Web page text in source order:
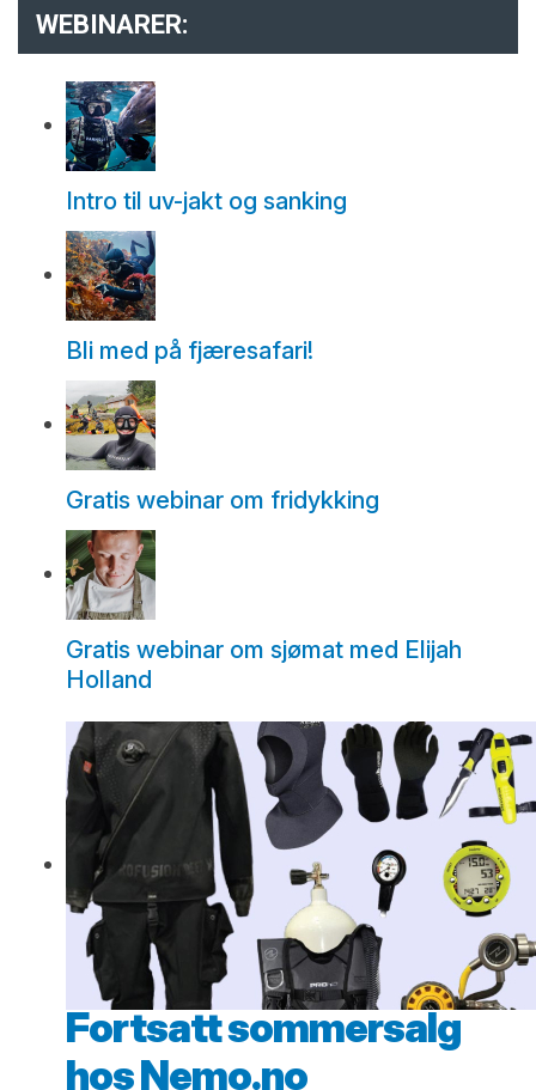
WEBINARER:
Intro til uv-jakt og sanking
Bli med på fjæresafari!
Gratis webinar om fridykking
Gratis webinar om sjømat med Elijah
Holland
Fortsatt sommersalg
hos Nemo.no